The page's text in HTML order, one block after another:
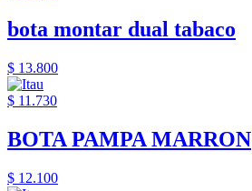
bota montar dual tabaco
$ 13.800
$ 11.730
BOTA PAMPA MARRON
$ 12.100